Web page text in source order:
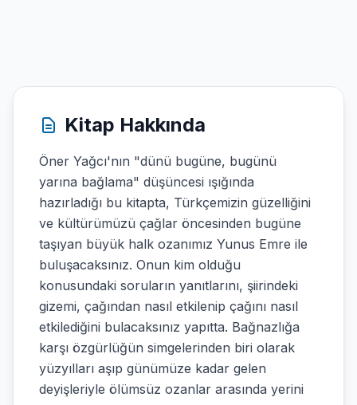
Kitap Hakkında
Öner Yağcı'nın "dünü bugüne, bugünü
yarına bağlama" düşüncesi ışığında
hazırladığı bu kitapta, Türkçemizin güzelliğini
ve kültürümüzü çağlar öncesinden bugüne
taşıyan büyük halk ozanımız Yunus Emre ile
buluşacaksınız. Onun kim olduğu
konusundaki soruların yanıtlarını, şiirindeki
gizemi, çağından nasıl etkilenip çağını nasıl
etkilediğini bulacaksınız yapıtta. Bağnazlığa
karşı özgürlüğün simgelerinden biri olarak
yüzyılları aşıp günümüze kadar gelen
deyişleriyle ölümsüz ozanlar arasında yerini